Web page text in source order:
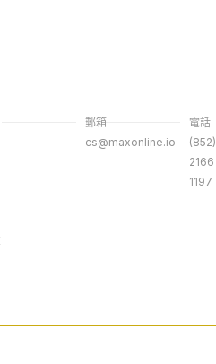
郵箱
cs@maxonline.io
電話
(852)
2166
1197